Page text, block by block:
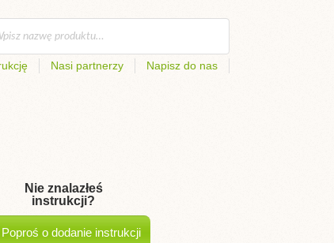
Nasi partnerzy Napisz do nas
Nie znalazłeś
instrukcji?
Poproś o dodanie instrukcji